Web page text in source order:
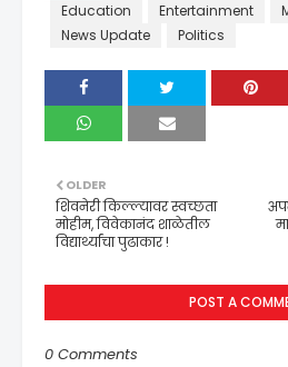
Education
Entertainment
News Update
Politics
OLDER
शिवनेरी किल्ल्यावर स्वच्छता
मोहीम, विवेकानंद शाळेतील
विद्यार्थ्यांचा पुढाकार !
POST A
0 Comments